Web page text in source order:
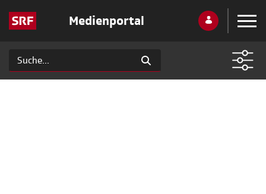
Medienportal